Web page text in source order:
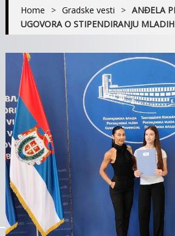
Home > Gradske vesti > ANĐELA
UGOVORA O STIPENDIRANJU